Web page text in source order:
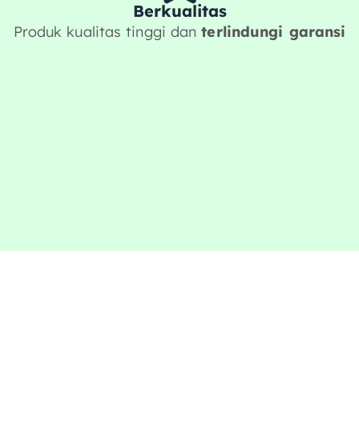
Berkualitas
Produk kualitas tinggi danterlindungi garansi